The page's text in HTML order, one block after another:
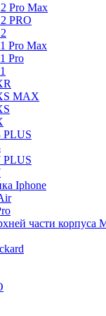
Pro Max
PRO
Pro Max
Pro
MAX
PLUS
PLUS
Iphone
части корпуса